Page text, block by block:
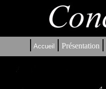
| Accueil | Présentation |